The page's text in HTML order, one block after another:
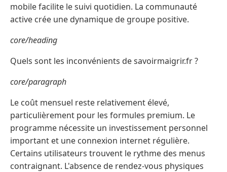
mobile facilite le suivi quotidien. La communauté
active crée une dynamique de groupe positive.
core/heading
Quels sont les inconvénients de savoirmaigrir.fr ?
core/paragraph
Le coût mensuel reste relativement élevé,
particulièrement pour les formules premium. Le
programme nécessite un investissement personnel
important et une connexion internet régulière.
Certains utilisateurs trouvent le rythme des menus
contraignant. L'absence de rendez-vous physiques